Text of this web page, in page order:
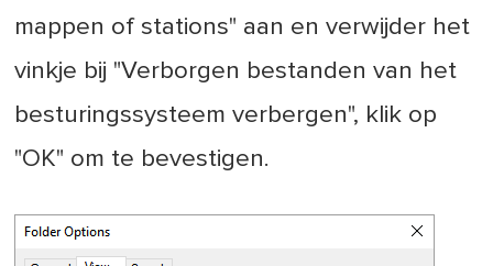
mappen of stations" aan en verwijder het
vinkje bij "Verborgen bestanden van het
besturingssysteem verbergen", klik op
"OK" om te bevestigen.